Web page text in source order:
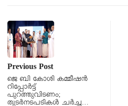
Previous Post
ജെ ബി കോശി കമ്മീഷൻ
റിപ്പോർട്ട്
പുറത്തുവിടണം;
തുടർനടപടികൾ ചർച്ച…